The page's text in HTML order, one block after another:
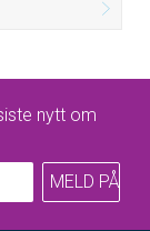
nytt om